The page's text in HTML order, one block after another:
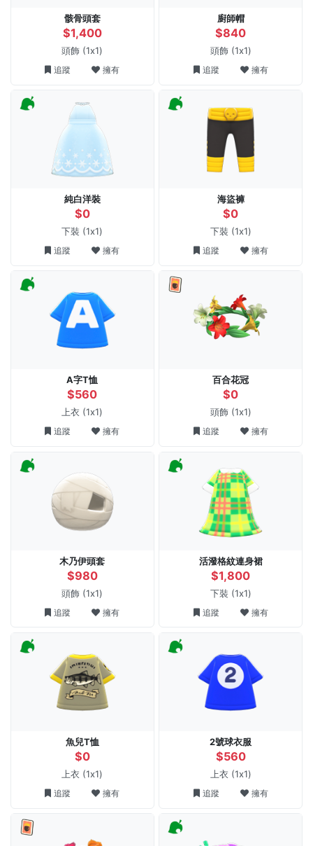
骸骨頭套
$1,400
頭飾 (1x1)
追蹤 擁有
廚師帽
$840
頭飾 (1x1)
追蹤 擁有
純白洋裝
$0
下裝 (1x1)
追蹤 擁有
海盜褲
$0
下裝 (1x1)
追蹤 擁有
A字T恤
$560
上衣 (1x1)
追蹤 擁有
百合花冠
$0
頭飾 (1x1)
追蹤 擁有
木乃伊頭套
$980
頭飾 (1x1)
追蹤 擁有
活潑格紋連身裙
$1,800
下裝 (1x1)
追蹤 擁有
魚兒T恤
$0
上衣 (1x1)
追蹤 擁有
2號球衣服
$560
上衣 (1x1)
追蹤 擁有